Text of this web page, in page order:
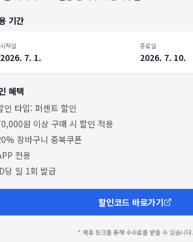
기간
시작일
2026. 7. 1.
종료일
2026. 7. 10.
혜택
인 타입: 퍼센트 할인
원 이상 구매 시 할인 적용
장바구니 중복쿠폰
전용
당 일 1회 발급
할인코드 바로가기
* 제휴 링크를 통해 수수료를 받을 수 있습니다.